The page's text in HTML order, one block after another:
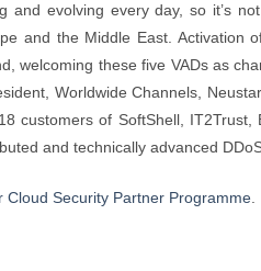
and evolving every day, so it’s
and the Middle East.
welcoming these five VADs as
Worldwide Channels,
customers of SoftShell,
and technically advanced
Cloud Security Partner Programme.